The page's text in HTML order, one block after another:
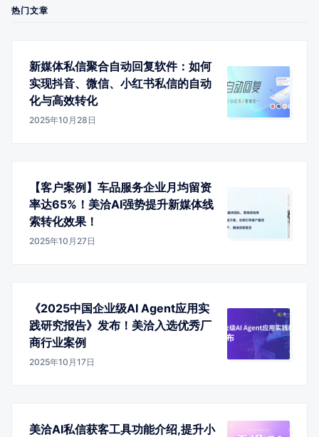
热门文章
新媒体私信聚合自动回复软件：如何
实现抖音、微信、小红书私信的自动
化与高效转化
2025年10月28日
【客户案例】车品服务企业月均留资
率达65%！美洽AI强势提升新媒体线
索转化效果！
2025年10月27日
《2025中国企业级AI Agent应用实
践研究报告》发布！美洽入选优秀厂
商行业案例
2025年10月17日
美洽AI私信获客工具功能介绍,提升小